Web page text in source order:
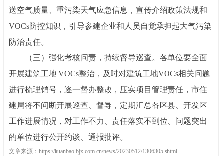
送空气质量、重污染天气应急信息，宣传介绍政策法规和
VOCs防控知识，引导参建企业和人员自觉承担起大气污染
防治责任。
（三）强化考核问责，持续督导巡查。各单位要全面
开展建筑工地 VOCs整治，及时对建筑工地VOCs相关问题
进行梳理销号，逐一督办整改，压实项目管理责任，市住
建局将不间断开展巡查、督导，定期汇总各区县、开发区
工作进展情况，对工作不力、责任落实不到位、问题突出
的单位进行公开约谈、通报批评。
文章来源： https://huanbao.bjx.com.cn/news/20230512/1306305.shtml